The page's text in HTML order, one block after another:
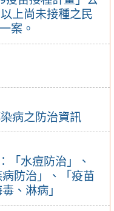
上尚未接種之民
案。
病之防治資訊
「水痘防治」、
病防治」、「疫苗
、淋病」